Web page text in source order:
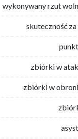
wykonywany rzut
skuteczność za
zbiórki w
zbiórki w